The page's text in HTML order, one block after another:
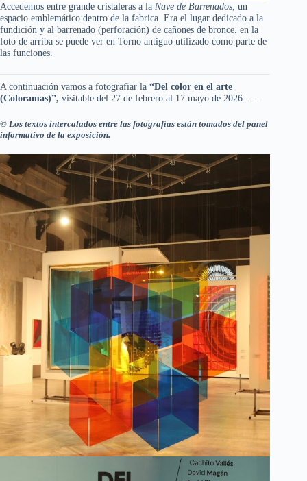
Accedemos entre grande cristaleras a la Nave de Barrenados, un
espacio emblemático dentro de la fabrica. Era el lugar dedicado a la
fundición y al barrenado (perforación) de cañones de bronce. en la
foto de arriba se puede ver en Torno antiguo utilizado como parte de
las funciones.
A continuación vamos a fotografiar la “Del color en el arte
(Coloramas)”, visitable del 27 de febrero al 17 mayo de 2026 . . .
© Los textos intercalados entre las fotografías están tomados del panel
informativo de la exposición.